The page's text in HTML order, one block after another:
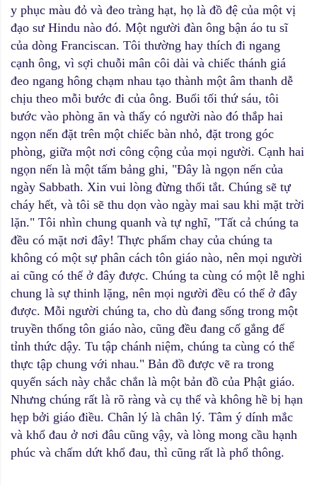
y phục màu đỏ và đeo tràng hạt, họ là đồ đệ của một vị
đạo sư Hindu nào đó. Một người đàn ông bận áo tu sĩ
của dòng Franciscan. Tôi thường hay thích đi ngang
cạnh ông, vì sợi chuỗi mân côi dài và chiếc thánh giá
đeo ngang hông chạm nhau tạo thành một âm thanh dễ
chịu theo mỗi bước đi của ông. Buổi tối thứ sáu, tôi
bước vào phòng ăn và thấy có người nào đó thắp hai
ngọn nến đặt trên một chiếc bàn nhỏ, đặt trong góc
phòng, giữa một nơi công cộng của mọi người. Cạnh hai
ngọn nến là một tấm bảng ghi, "Đây là ngọn nến của
ngày Sabbath. Xin vui lòng đừng thổi tắt. Chúng sẽ tự
cháy hết, và tôi sẽ thu dọn vào ngày mai sau khi mặt trời
lặn." Tôi nhìn chung quanh và tự nghĩ, "Tất cả chúng ta
đều có mặt nơi đây! Thực phẩm chay của chúng ta
không có một sự phân cách tôn giáo nào, nên mọi người
ai cũng có thể ở đây được. Chúng ta cùng có một lễ nghi
chung là sự thinh lặng, nên mọi người đều có thể ở đây
được. Mỗi người chúng ta, cho dù đang sống trong một
truyền thống tôn giáo nào, cũng đều đang cố gắng để
tỉnh thức dậy. Tu tập chánh niệm, chúng ta cùng có thể
thực tập chung với nhau." Bản đồ được vẽ ra trong
quyển sách này chắc chắn là một bản đồ của Phật giáo.
Nhưng chúng rất là rõ ràng và cụ thể và không hề bị hạn
hẹp bởi giáo điều. Chân lý là chân lý. Tâm ý dính mắc
và khổ đau ở nơi đâu cũng vậy, và lòng mong cầu hạnh
phúc và chấm dứt khổ đau, thì cũng rất là phổ thông.